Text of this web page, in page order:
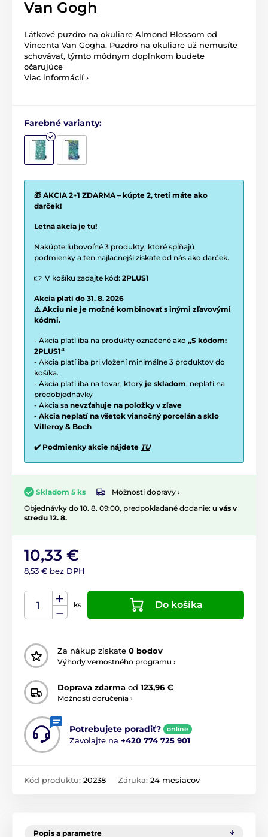
Van Gogh
Látkové puzdro na okuliare Almond Blossom od
Vincenta Van Gogha. Puzdro na okuliare už nemusíte
schovávať, týmto módnym doplnkom budete
očarujúce
Viac informácií ›
Farebné varianty:
🎁 AKCIA 2+1 ZDARMA – kúpte 2, tretí máte ako
darček!
Letná akcia je tu!
Nakúpte ľubovoľné 3 produkty, ktoré spĺňajú
podmienky a ten najlacnejší získate od nás ako darček.
👉 V košíku zadajte kód: 2PLUS1
Akcia platí do 31. 8. 2026
⚠️ Akciu nie je možné kombinovať s inými zľavovými
kódmi.
- Akcia platí iba na produkty označené ako „S kódom:
2PLUS1“
- Akcia platí iba pri vložení minimálne 3 produktov do
košíka.
- Akcia platí iba na tovar, ktorý je skladom, neplatí na
predobjednávky
- Akcia sa nevzťahuje na položky v zľave
- Akcia neplatí na všetok vianočný porcelán a sklo
Villeroy & Boch
✔️ Podmienky akcie nájdete TU
Skladom 5 ks
Možnosti dopravy ›
Objednávky do 10. 8. 09:00, predpokladané dodanie: u vás v
stredu 12. 8.
10,33 €
8,53 € bez DPH
ks Do košíka
Za nákup získate 0 bodov
Výhody vernostného programu ›
Doprava zdarma od 123,96 €
Možnosti doručenia ›
Potrebujete poradiť? online
Zavolajte na +420 774 725 901
Kód produktu: 20238 Záruka: 24 mesiacov
Popis a parametre